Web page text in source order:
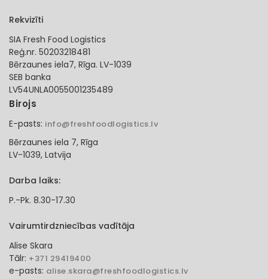
Rekvizīti
SIA Fresh Food Logistics
Reģ.nr. 50203218481
Bērzaunes iela7, Rīga. LV-1039
SEB banka
LV54UNLA0055001235489
Birojs
E-pasts: info@freshfoodlogistics.lv
Bērzaunes iela 7, Rīga
LV-1039, Latvija
Darba laiks:
P.-Pk. 8.30-17.30
Vairumtirdzniecības vadītāja
Alise Skara
Tālr: +371 29419400
e-pasts: alise.skara@freshfoodlogistics.lv